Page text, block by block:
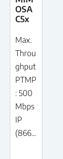
OSA
C5x
Max.
Throu
ghput
PTMP
: 500
Mbps
IP
(866...